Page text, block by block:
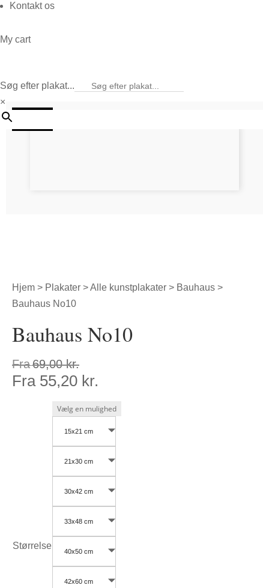
Kontakt os
My cart
Søg efter plakat...
×
Hjem > Plakater >Alle kunstplakater > Bauhaus >
Bauhaus No10
Bauhaus No10
Fra69,00kr.
Fra 55,20 kr.
Størrelse
15x21 cm
21x30 cm
30x42 cm
33x48 cm
40x50 cm
42x60 cm